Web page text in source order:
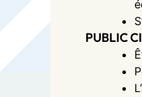
PUBLIC